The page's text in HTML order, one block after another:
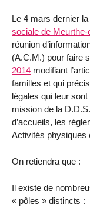
Le 4 mars dernier la
sociale de
réunion
(A.C.M.) pour faire
2014 modifiant
familles et qui
légales qui leur
mission de la
d’accueils, les
Activités physiques
On retiendra que :
Il existe de
« pôles » distincts :